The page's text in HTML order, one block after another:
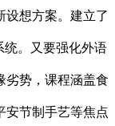
设想方案。建立了
。又要强化外语
劣势，课程涵盖食
安节制手艺等焦点